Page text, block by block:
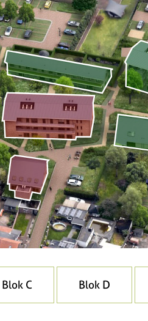
Blok C Blok D